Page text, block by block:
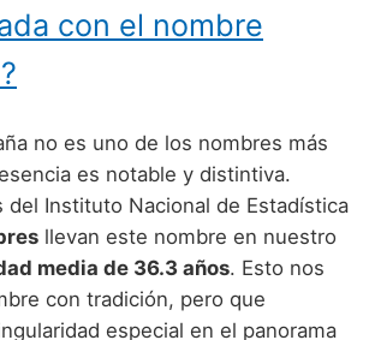
de niño que empiezan por J
de niño que empiezan por K
de niño que empiezan por M
de niño que empiezan por N
de niño que empiezan por O
de niño que empiezan por P
de Niño Extremeños
de Niño Gallegos
de Niño Murcianos
de Niño Navarros
de Niño Riojanos
de Niño Valencianos
de Niño Ingleses
de Niño Italianos
Nombres de Niño Judíos
de Niño Marroquíes
de Niño Portugueses
de Niño Rumanos
con el nombre
no es uno de los nombres más
es notable y distintiva.
del Instituto Nacional de Estadística
llevan este nombre en nuestro
media de 36.3 años. Esto nos
con tradición, pero que
especial en el panorama